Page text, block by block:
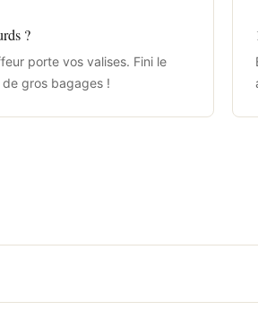
?
porte vos valises. Fini le
gros bagages !